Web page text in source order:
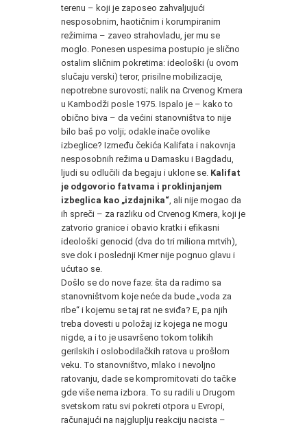
terenu – koji je zaposeo zahvaljujući
nesposobnim, haotičnim i korumpiranim
režimima – zaveo strahovladu, jer mu se
moglo. Ponesen uspesima postupio je slično
ostalim sličnim pokretima: ideološki (u ovom
slučaju verski) teror, prisilne mobilizacije,
nepotrebne surovosti; nalik na Crvenog Kmera
u Kambodži posle 1975. Ispalo je – kako to
obično biva – da većini stanovništva to nije
bilo baš po volji; odakle inače ovolike
izbeglice? Između čekića Kalifata i nakovnja
nesposobnih režima u Damasku i Bagdadu,
ljudi su odlučili da begaju i uklone se. Kalifat
je odgovorio fatvama i proklinjanjem
izbeglica kao „izdajnika“ , ali nije mogao da
ih spreči – za razliku od Crvenog Kmera, koji je
zatvorio granice i obavio kratki i efikasni
ideološki genocid (dva do tri miliona mrtvih),
sve dok i poslednji Kmer nije pognuo glavu i
ućutao se.
Došlo se do nove faze: šta da radimo sa
stanovništvom koje neće da bude „voda za
ribe“ i kojemu se taj rat ne sviđa? E, pa njih
treba dovesti u položaj iz kojega ne mogu
nigde, a i to je usavršeno tokom tolikih
gerilskih i oslobodilačkih ratova u prošlom
veku. To stanovništvo, mlako i nevoljno
ratovanju, dade se kompromitovati do tačke
gde više nema izbora. To su radili u Drugom
svetskom ratu svi pokreti otpora u Evropi,
računajući na najgluplju reakciju nacista –